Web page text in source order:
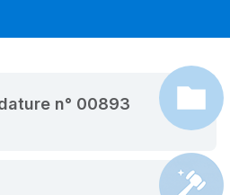
n° 00893